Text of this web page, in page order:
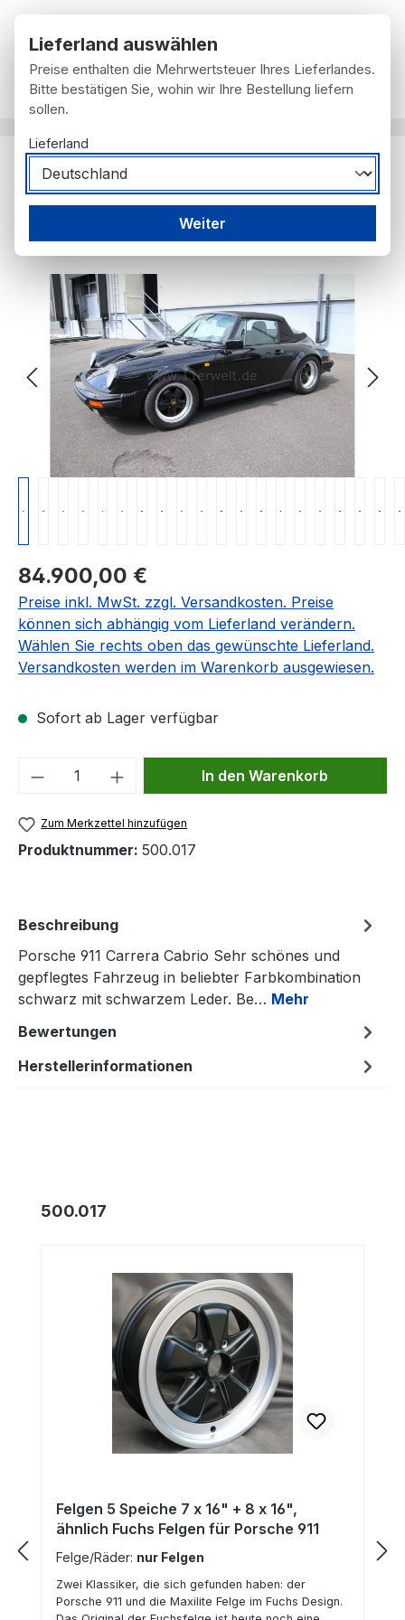
Du hast 0
Porsche 911 Carrera Cabrio
Bildergalerie überspringen
Regulärer Preis:
84.900,00 €
Preise inkl. MwSt. zzgl. Versandkosten. Preise
können sich abhängig vom Lieferland verändern.
Wählen Sie rechts oben das gewünschte Lieferland.
Versandkosten werden im Warenkorb ausgewiesen.
Sofort ab Lager verfügbar
Produkt Anzahl: Gib denIn den Warenkorb
Zum Merkzettel hinzufügen
Produktnummer: 500.017
Beschreibung
Porsche 911 Carrera Cabrio Sehr schönes und
gepflegtes Fahrzeug in beliebter Farbkombination
schwarz mit schwarzem Leder. Be… Mehr
Bewertungen
Herstellerinformationen
Produktgalerie überspringen
500.017
Felgen 5 Speiche 7 x 16" + 8 x 16",
ähnlich Fuchs Felgen für Porsche 911
Felge/Räder: nur Felgen
Zwei Klassiker, die sich gefunden haben: der
Porsche 911 und die Maxilite Felge im Fuchs Design.
Lieferland auswählen
Preise enthalten die Mehrwertsteuer Ihres Lieferlandes.
Bitte bestätigen Sie, wohin wir Ihre Bestellung liefern
sollen.
Lieferland
Weiter